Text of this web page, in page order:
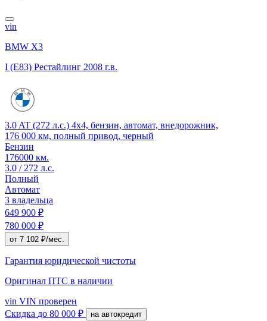
vin
BMW X3
I (E83) Рестайлинг 2008 г.в.
3.0 AT (272 л.с.) 4x4, бензин, автомат, внедорожник,
176 000 км, полный привод, черный
Бензин
176000 км.
3.0 / 272 л.с.
Полный
Автомат
3 владельца
649 900 ₽
780 000 ₽
от 7 102 ₽/мес.
Гарантия юридической чистоты
Оригинал ПТС в наличии
vin VIN проверен
Скидка до 80 000 ₽ на автокредит